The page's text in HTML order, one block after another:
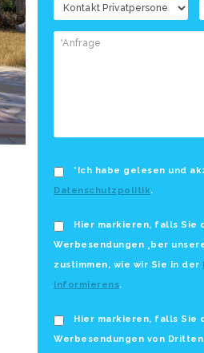
*Ich habe gelesen und
Datenschutzpolitik.
Hier markieren, falls Sie
Werbesendungen ¸ber
zustimmen, wie wir Sie in der
informierens.
Hier markieren, falls Sie
Werbesendungen von